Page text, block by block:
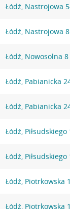
Łódź, Nastrojowa
Łódź, Nastrojowa 8
Łódź, Nowosolna 8
Łódź, Pabianicka
Łódź, Pabianicka
Łódź, Piłsudskiego
Łódź, Piłsudskiego
Łódź, Piotrkowska
Łódź, Piotrkowska